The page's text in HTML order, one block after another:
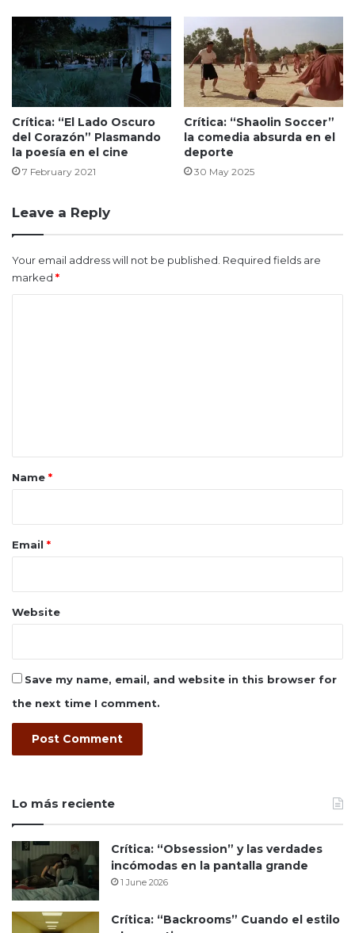
Crítica: “El Lado Oscuro
del Corazón” Plasmando
la poesía en el cine
7 February 2021
Crítica: “Shaolin Soccer”
la comedia absurda en el
deporte
30 May 2025
Leave a Reply
Your email address will not be published. Required fields are
marked *
*Name *
Email *
Website
Save my name, email, and website in this browser for
the next time I comment.
Lo más reciente
Crítica: “Obsession” y las verdades
incómodas en la pantalla grande
1 June 2026
Crítica: “Backrooms” Cuando el estilo